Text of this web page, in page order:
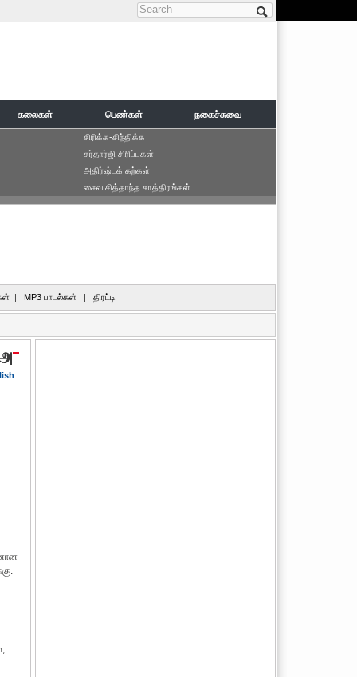
Search form
கலைகள் பெண்கள் நகைச்சுவை
சிரிக்க-சிந்திக்க
சர்தார்ஜி சிரிப்புகள்
அதிர்ஷ்டக் கற்கள்
சைவ சித்தாந்த சாத்திரங்கள்
| MP3 பாடல்கள் | திரட்டி